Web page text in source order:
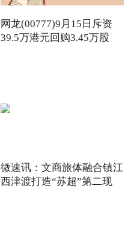
网龙(00777)9月15日斥资
39.5万港元回购3.45万股
微速讯：文商旅体融合镇江
西津渡打造“苏超”第二现